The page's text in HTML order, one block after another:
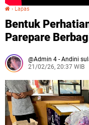
› Lapas
Bentuk
Parepare
Admin 4 - Andini
21/02/26, 20:37 WIB